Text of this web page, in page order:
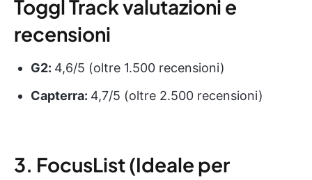
Toggl Track valutazioni e
recensioni
G2: 4,6/5 (oltre 1.500 recensioni)
Capterra: 4,7/5 (oltre 2.500 recensioni)
3. FocusList (Ideale per